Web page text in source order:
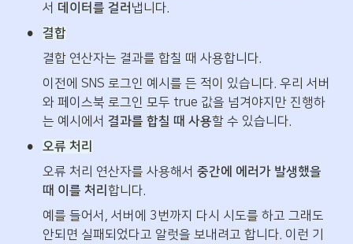
서 데이터를 걸러 냅니다.
•
결합
결합 연산자는 결과를 합칠 때 사용합니다.
이전에 SNS 로그인 예시를 든 적이 있습니다. 우리 서버
와 페이스북 로그인 모두 true 값을 넘겨야지만 진행하
는 예시에서 결과를 합칠 때 사용할 수 있습니다.
•
오류 처리
오류 처리 연산자를 사용해서 중간에 에러가 발생했을
때 이를 처리 합니다.
예를 들어서, 서버에 3번까지 다시 시도를 하고 그래도
안되면 실패되었다고 알럿을 보내려고 합니다. 이런 기